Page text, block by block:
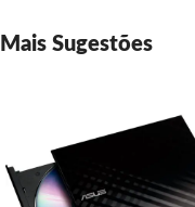
Mais Sugestões